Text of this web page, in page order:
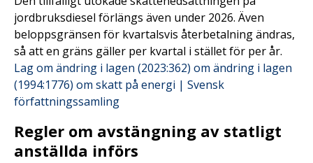
jordbruksdiesel förlängs även under 2026. Även
beloppsgränsen för kvartalsvis återbetalning ändras,
så att en gräns gäller per kvartal i stället för per år.
Lag om ändring i lagen (2023:362) om ändring i lagen
(1994:1776) om skatt på energi | Svensk
författningssamling
Regler om avstängning av statligt
anställda införs